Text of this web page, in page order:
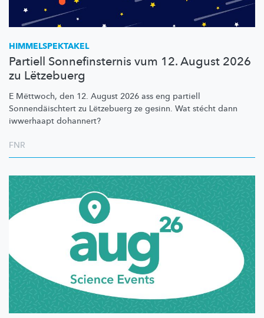
HIMMELSPEKTAKEL
Partiell Sonnefinsternis vum 12. August 2026
zu Lëtzebuerg
E Mëttwoch, den 12. August 2026 ass eng partiell
Sonnendäischtert zu Lëtzebuerg ze gesinn. Wat stécht dann
iwwerhaapt dohannert?
FNR